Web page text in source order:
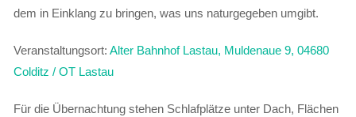
dem in Einklang zu bringen, was uns naturgegeben umgibt.
Veranstaltungsort:Alter Bahnhof Lastau, Muldenaue 9, 04680
Colditz / OT Lastau
Für die Übernachtung stehen Schlafplätze unter Dach, Flächen